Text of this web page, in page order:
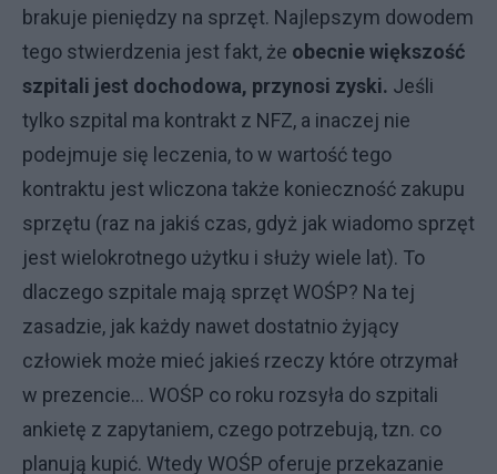
brakuje pieniędzy na sprzęt. Najlepszym dowodem
tego stwierdzenia jest fakt, że obecnie większość
szpitali jest dochodowa, przynosi zyski. Jeśli
tylko szpital ma kontrakt z NFZ, a inaczej nie
podejmuje się leczenia, to w wartość tego
kontraktu jest wliczona także konieczność zakupu
sprzętu (raz na jakiś czas, gdyż jak wiadomo sprzęt
jest wielokrotnego użytku i służy wiele lat). To
dlaczego szpitale mają sprzęt WOŚP? Na tej
zasadzie, jak każdy nawet dostatnio żyjący
człowiek może mieć jakieś rzeczy które otrzymał
w prezencie… WOŚP co roku rozsyła do szpitali
ankietę z zapytaniem, czego potrzebują, tzn. co
planują kupić. Wtedy WOŚP oferuje przekazanie